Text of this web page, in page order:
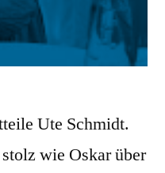
Ute Schmidt.
wie Oskar über